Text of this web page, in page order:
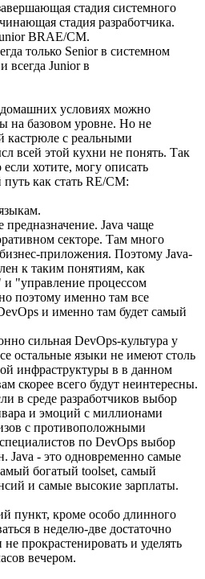
стадия системного
стадия разработчика.
BRAE/CM.
только Senior в системном
всегда Junior в
условиях можно
на базовом уровне. Но не
кастрюле с реальными
всей этой кухни не понять. Так
если хотите, могу описать
как стать RE/CM:
предназначение. Java чаще
секторе. Там много
приложения. Поэтому Java-
к таким понятиям, как
и "управление процессом
поэтому именно там все
и именно там будет самый
сильная DevOps-культура у
остальные языки не имеют столь
инфраструктуры в в данном
скорее всего будут неинтересны.
в среде разработчиков выбор
и эмоций с миллионами
с противоположными
по DevOps выбор
Java - это одновременно самые
богатый toolset, самый
и самые высокие зарплаты.
пункт, кроме особо длинного
в неделю-две достаточно
прокрастенировать и уделять
вечером.